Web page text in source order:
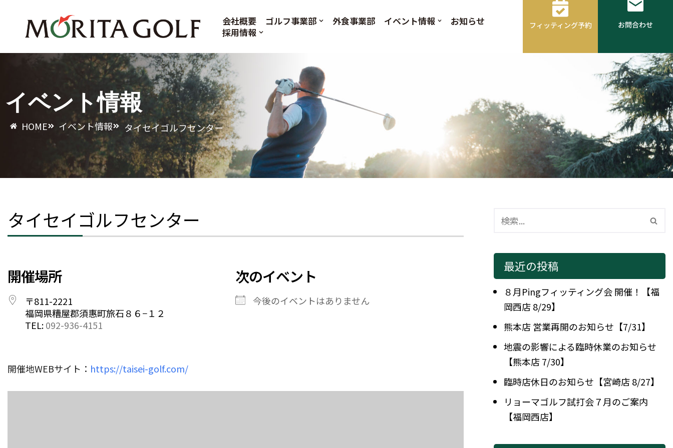
へ
キ
会社概要 ゴルフ事業部 外食事業部 イベント情報
お知らせ
採用情報
フィッティング予約 お問合わせ
イベント情報
HOME イベント情報 タイセイゴルフセンター
タイセイゴルフセンター
開催場所
〒811-2221
福岡県糟屋郡須惠町旅石８６−１２
TEL:092-936-4151
次のイベント
今後のイベントはありません
開催地WEBサイト： https://taisei-golf.com/
最近の投稿
８月Pingフィッティング会 開催！【福
岡西店 8/29】
熊本店 営業再開のお知らせ【7/31】
地震の影響による臨時休業のお知らせ
【熊本店 7/30】
臨時店休日のお知らせ【宮崎店 8/27】
リョーマゴルフ試打会７月のご案内
【福岡西店】